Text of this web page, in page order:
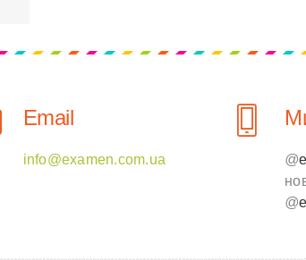
Email
info@examen.com.ua @
@